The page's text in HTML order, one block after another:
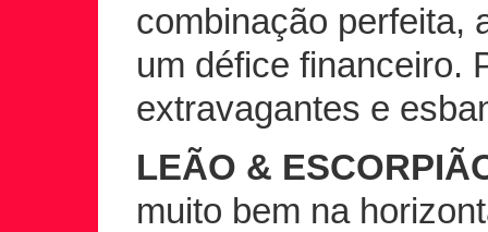
combinação perfeita,
um défice financeiro.
extravagantes e
LEÃO &
muito bem na